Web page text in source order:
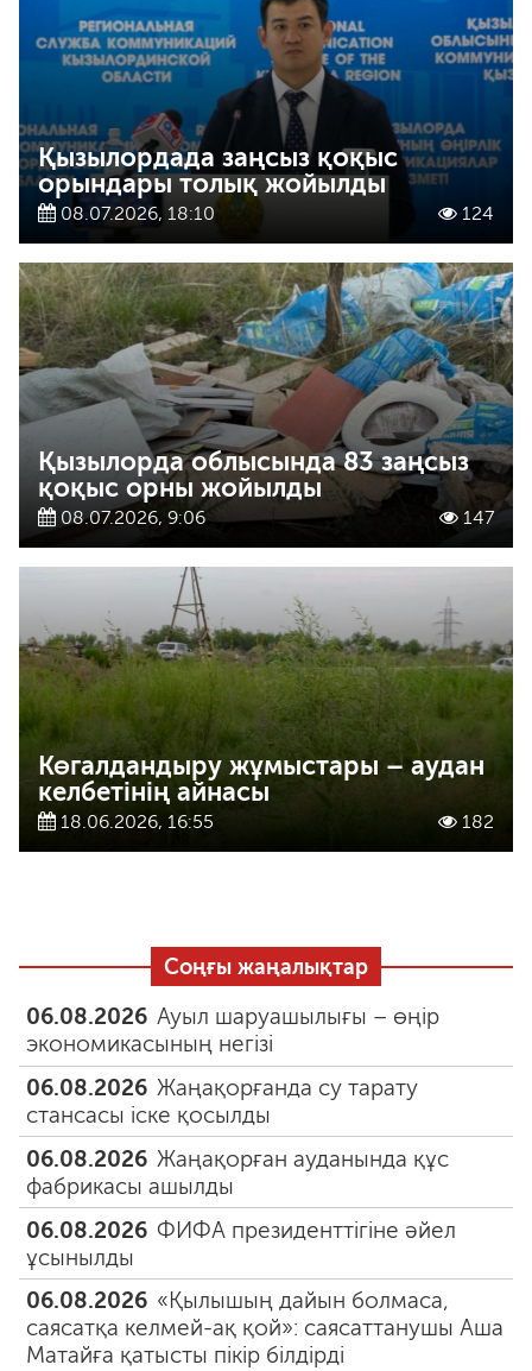
Қызылордада заңсыз қоқыс
орындары толық жойылды
08.07.2026, 18:10 124
Қызылорда облысында 83 заңсыз
қоқыс орны жойылды
08.07.2026, 9:06 147
Көгалдандыру жұмыстары – аудан
келбетінің айнасы
18.06.2026, 16:55 182
Соңғы жаңалықтар
06.08.2026 Ауыл шаруашылығы – өңір
экономикасының негізі
06.08.2026 Жаңақорғанда су тарату
стансасы іске қосылды
06.08.2026 Жаңақорған ауданында құс
фабрикасы ашылды
06.08.2026 ФИФА президенттігіне әйел
ұсынылды
06.08.2026 «Қылышың дайын болмаса,
саясатқа келмей-ақ қой»: саясаттанушы Аша
Матайға қатысты пікір білдірді